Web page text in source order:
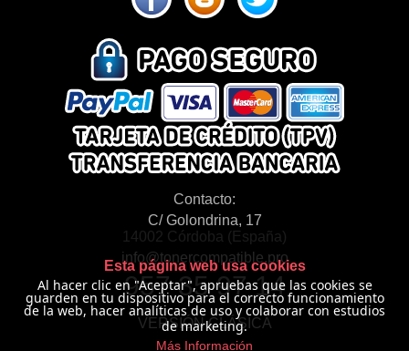
Contacto:
C/ Golondrina, 17
14002 Córdoba (España)
info@tonercompatible.pro
957 35 97 14
VERSIÓN CLÁSICA
Esta página web usa cookies
Al hacer clic en "Aceptar", apruebas que las cookies se
guarden en tu dispositivo para el correcto funcionamiento
de la web, hacer analíticas de uso y colaborar con estudios
de marketing.
Más Información